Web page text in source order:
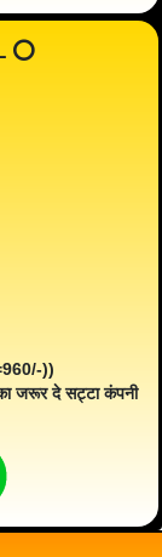
⭕️
))
जरूर दे सट्टा कंपनी